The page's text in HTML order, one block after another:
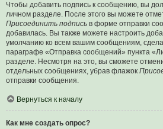
Чтобы добавить подпись к сообщению, вы
личном разделе. После этого вы можете
Присоединить подпись в форме отправки
добавилась. Вы также можете настроить
умолчанию ко всем вашим сообщениям,
параграфе «Отправка сообщений» пункта
разделе. Несмотря на это, вы сможете
отдельных сообщениях, убрав флажок
отправки сообщения.
Вернуться к началу
Как мне создать опрос?